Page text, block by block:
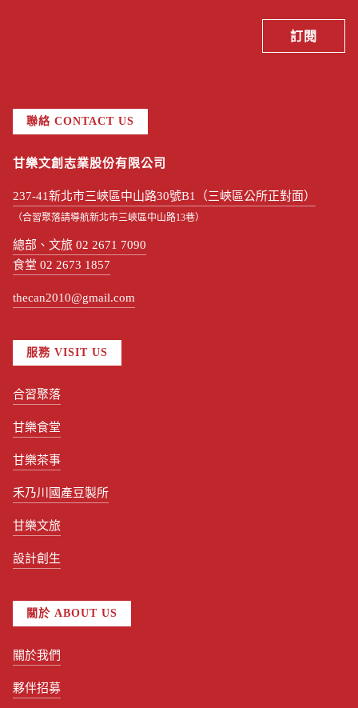
聯絡 CONTACT US
甘樂文創志業股份有限公司
237-41新北市三峽區中山路30號B1（三峽區公所正對面）
（合習聚落請導航新北市三峽區中山路13巷）
總部、文旅 02 2671 7090
食堂 02 2673 1857
thecan2010@gmail.com
服務 VISIT US
合習聚落
甘樂食堂
甘樂茶事
禾乃川國產豆製所
甘樂文旅
設計創生
關於 ABOUT US
關於我們
夥伴招募